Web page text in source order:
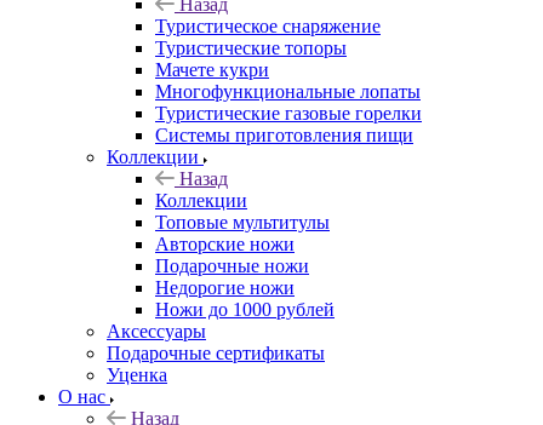
Назад
Туристическое снаряжение
Туристические топоры
Мачете кукри
Многофункциональные лопаты
Туристические газовые горелки
Системы приготовления пищи
Коллекции
Назад
Коллекции
Топовые мультитулы
Авторские ножи
Подарочные ножи
Недорогие ножи
Ножи до 1000 рублей
Аксессуары
Подарочные сертификаты
Уценка
О нас
Назад